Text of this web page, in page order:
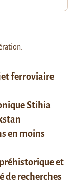
ferroviaire
Stihia
en moins
et
de recherches